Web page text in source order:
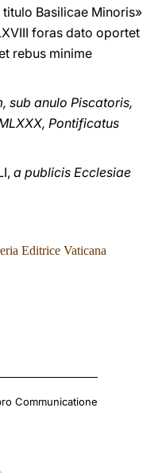
Basilicae Minoris»
foras dato oportet
rebus minime
sub anulo Piscatoris,
Pontificatus
a publicis Ecclesiae
Editrice Vaticana
Communicatione